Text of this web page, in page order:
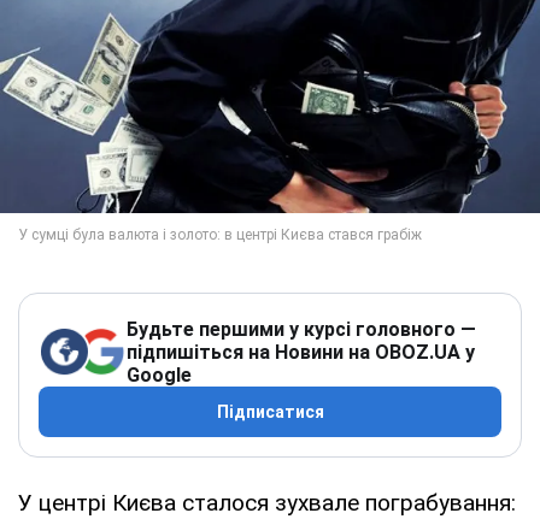
Будьте першими у курсі головного —
підпишіться на Новини на OBOZ.UA у
Google
Підписатися
У центрі Києва сталося зухвале пограбування: